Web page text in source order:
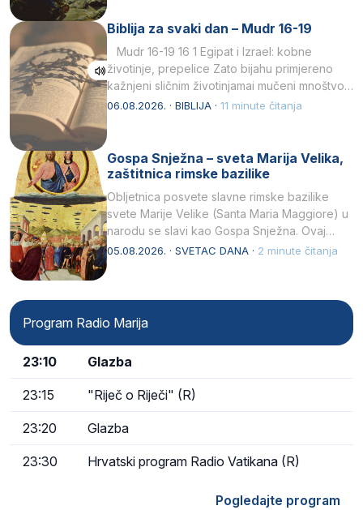
Biblija za svaki dan – Mudr 16-19
Mudr 16-19 16 1 Egipat i Izrael: kobne
životinje, prepelice Zato bijahu primjereno
kažnjeni sličnim životinjamai mučeni mnoštvom
kukaca.2 A narod…
06.08.2026. · BIBLIJA · 11 minute čitanja
Gospa Snježna – sveta Marija Velika,
zaštitnica rimske bazilike
Obljetnica posvete slavne rimske bazilike
svete Marije Velike (Santa Maria Maggiore) u
narodu se slavi kao Gospa Snježna. Ovaj
naziv, Sancta Maria…
05.08.2026. · SVETAC DANA · 2 minute čitanja
Program Radio Marija
23:10 Glazba
23:15 "Riječ o Riječi" (R)
23:20 Glazba
23:30 Hrvatski program Radio Vatikana (R)
Pogledajte program